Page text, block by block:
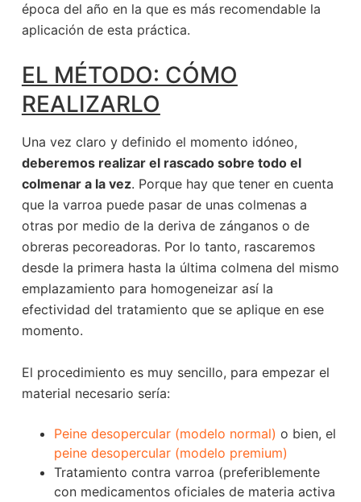
época del año en la que es más recomendable la
aplicación de esta práctica.
EL MÉTODO: CÓMO
REALIZARLO
Una vez claro y definido el momento idóneo,
deberemos realizar el rascado sobre todo el
colmenar a la vez. Porque hay que tener en cuenta
que la varroa puede pasar de unas colmenas a
otras por medio de la deriva de zánganos o de
obreras pecoreadoras. Por lo tanto, rascaremos
desde la primera hasta la última colmena del mismo
emplazamiento para homogeneizar así la
efectividad del tratamiento que se aplique en ese
momento.
El procedimiento es muy sencillo, para empezar el
material necesario sería:
Peine desopercular (modelo normal) o bien, el
peine desopercular (modelo premium)
Tratamiento contra varroa (preferiblemente
con medicamentos oficiales de materia activa